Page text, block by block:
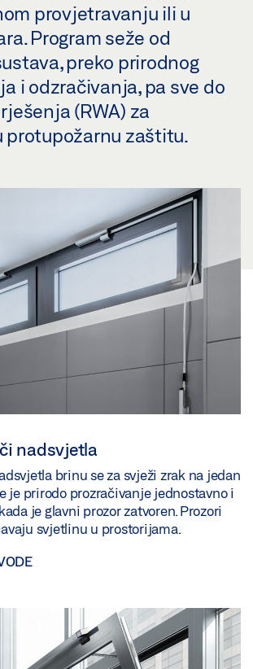
provjetravanju ili u
Program seže od
preko prirodnog
i odzračivanja, pa sve do
(RWA) za
protupožarnu zaštitu.
nadsvjetla
brinu se za svježi zrak na jedan
je prirodo prozračivanje jednostavno i
je glavni prozor zatvoren. Prozori
svjetlinu u prostorijama.